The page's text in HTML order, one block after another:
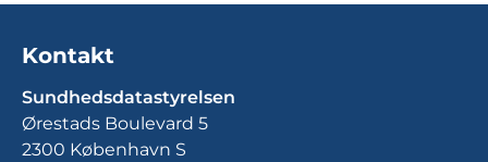
Kontakt
Sundhedsdatastyrelsen
Ørestads Boulevard 5
2300 København S